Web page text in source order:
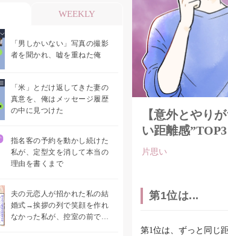
WEEKLY
「男しかいない」写真の撮影
者を聞かれ、嘘を重ねた俺
「米」とだけ返してきた妻の
真意を、俺はメッセージ履歴
の中に見つけた
指名客の予約を動かし続けた
私が、定型文を消して本当の
理由を書くまで
夫の元恋人が招かれた私の結
婚式→挨拶の列で笑顔を作れ
なかった私が、控室の前で彼
【意外とやり
い距離感”TOP3
片思い
第1位は...
第1位は、ずっと同じ